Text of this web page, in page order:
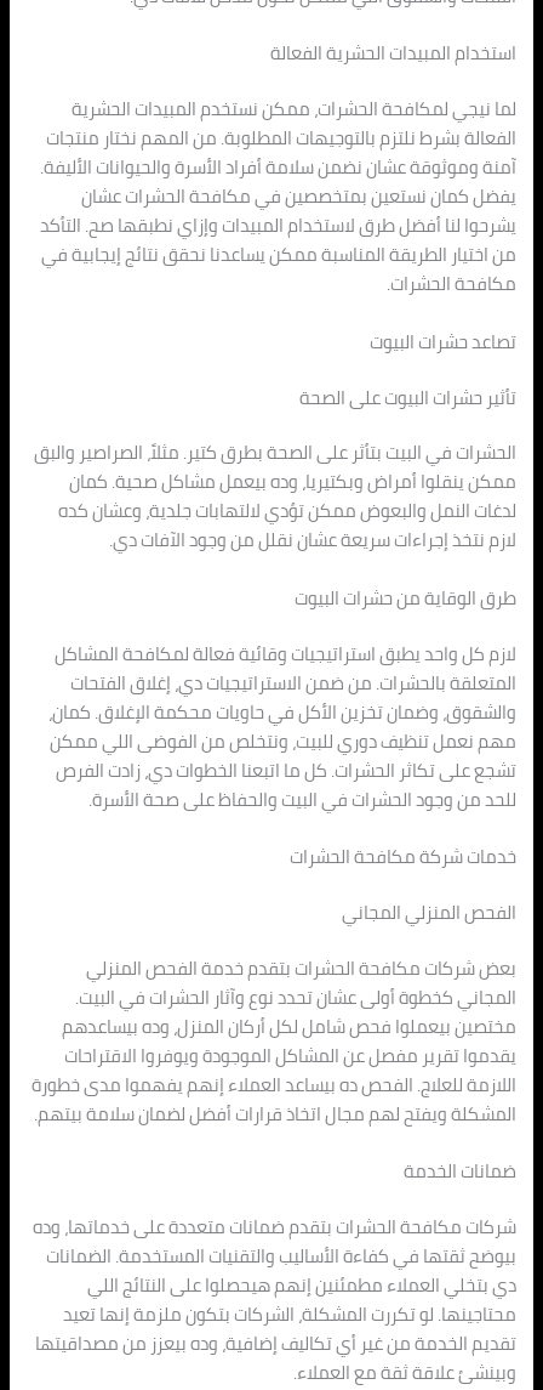
استخدام المبيدات الحشرية الفعالة
لما نيجي لمكافحة الحشرات، ممكن نستخدم المبيدات الحشرية
الفعالة بشرط نلتزم بالتوجيهات المطلوبة. من المهم نختار منتجات
آمنة وموثوقة عشان نضمن سلامة أفراد الأسرة والحيوانات الأليفة.
يفضل كمان نستعين بمتخصصين في مكافحة الحشرات عشان
يشرحوا لنا أفضل طرق لاستخدام المبيدات وإزاي نطبقها صح. التأكد
من اختيار الطريقة المناسبة ممكن يساعدنا نحقق نتائج إيجابية في
مكافحة الحشرات.
تصاعد حشرات البيوت
تأثير حشرات البيوت على الصحة
الحشرات في البيت بتأثر على الصحة بطرق كتير. مثلاً، الصراصير والبق
ممكن ينقلوا أمراض وبكتيريا، وده بيعمل مشاكل صحية. كمان
لدغات النمل والبعوض ممكن تؤدي لالتهابات جلدية، وعشان كده
لازم نتخذ إجراءات سريعة عشان نقلل من وجود الآفات دي.
طرق الوقاية من حشرات البيوت
لازم كل واحد يطبق استراتيجيات وقائية فعالة لمكافحة المشاكل
المتعلقة بالحشرات. من ضمن الاستراتيجيات دي، إغلاق الفتحات
والشقوق، وضمان تخزين الأكل في حاويات محكمة الإغلاق. كمان،
مهم نعمل تنظيف دوري للبيت، ونتخلص من الفوضى اللي ممكن
تشجع على تكاثر الحشرات. كل ما اتبعنا الخطوات دي، زادت الفرص
للحد من وجود الحشرات في البيت والحفاظ على صحة الأسرة.
خدمات شركة مكافحة الحشرات
الفحص المنزلي المجاني
بعض شركات مكافحة الحشرات بتقدم خدمة الفحص المنزلي
المجاني كخطوة أولى عشان تحدد نوع وآثار الحشرات في البيت.
مختصين بيعملوا فحص شامل لكل أركان المنزل، وده بيساعدهم
يقدموا تقرير مفصل عن المشاكل الموجودة ويوفروا الاقتراحات
اللازمة للعلاج. الفحص ده بيساعد العملاء إنهم يفهموا مدى خطورة
المشكلة ويفتح لهم مجال اتخاذ قرارات أفضل لضمان سلامة بيتهم.
ضمانات الخدمة
شركات مكافحة الحشرات بتقدم ضمانات متعددة على خدماتها، وده
بيوضح ثقتها في كفاءة الأساليب والتقنيات المستخدمة. الضمانات
دي بتخلي العملاء مطمئنين إنهم هيحصلوا على النتائج اللي
محتاجينها. لو تكررت المشكلة، الشركات بتكون ملزمة إنها تعيد
تقديم الخدمة من غير أي تكاليف إضافية، وده بيعزز من مصداقيتها
وبينشئ علاقة ثقة مع العملاء.